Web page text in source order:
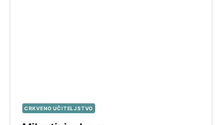
CRKVENO UČITELJSTVO